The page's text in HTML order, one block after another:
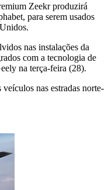
Zeekr produzirá
para serem usados
nas instalações da
com a tecnologia de
na terça-feira (28).
nas estradas norte-